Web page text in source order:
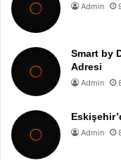
Admin
Smart by
Adresi
Admin
Admin